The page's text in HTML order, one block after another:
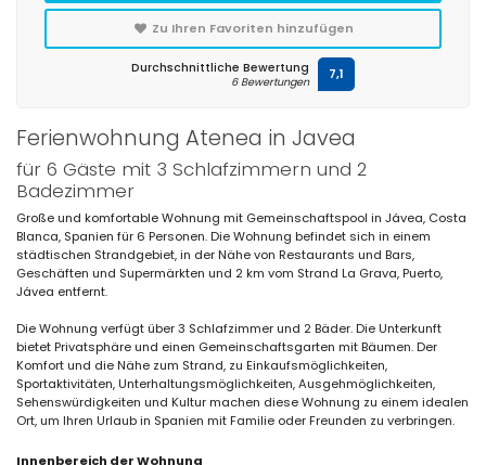
Ferienwohnung Atenea in Javea
für 6 Gäste mit 3 Schlafzimmern und 2
Badezimmer
Große und komfortable Wohnung mit Gemeinschaftspool in Jávea, Costa
Blanca, Spanien für 6 Personen. Die Wohnung befindet sich in einem
städtischen Strandgebiet, in der Nähe von Restaurants und Bars,
Geschäften und Supermärkten und 2 km vom Strand La Grava, Puerto,
Jávea entfernt.
Die Wohnung verfügt über 3 Schlafzimmer und 2 Bäder. Die Unterkunft
bietet Privatsphäre und einen Gemeinschaftsgarten mit Bäumen. Der
Komfort und die Nähe zum Strand, zu Einkaufsmöglichkeiten,
Sportaktivitäten, Unterhaltungsmöglichkeiten, Ausgehmöglichkeiten,
Sehenswürdigkeiten und Kultur machen diese Wohnung zu einem idealen
Ort, um Ihren Urlaub in Spanien mit Familie oder Freunden zu verbringen.
Innenbereich der Wohnung
Zu Ihren Favoriten hinzufügen
Durchschnittliche Bewertung
6 Bewertungen 7,1